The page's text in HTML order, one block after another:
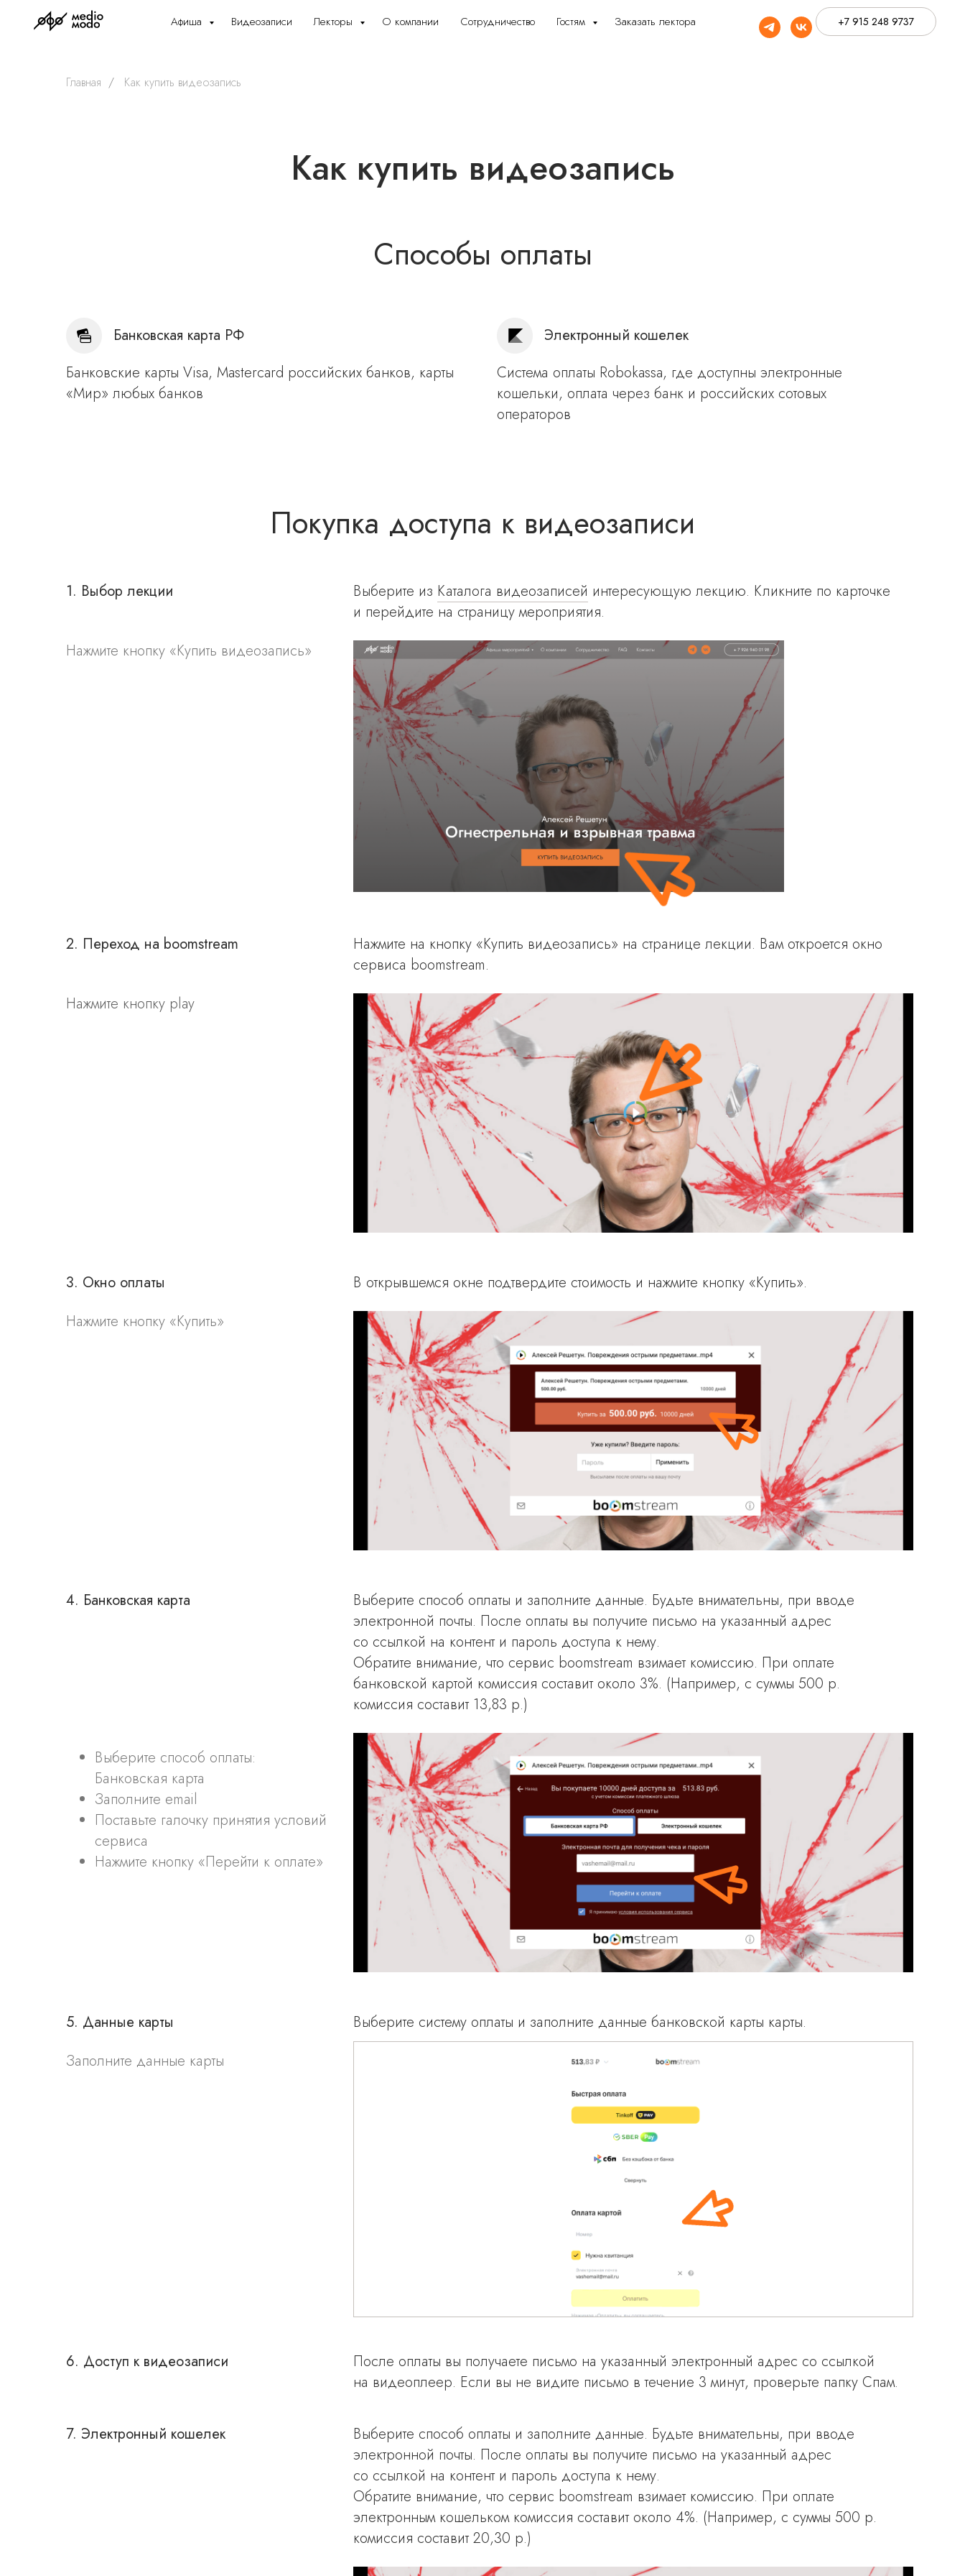
Афиша Видеозаписи Лекторы О компании Сотрудничество Гостям Заказать лектора +7 915 248 9737
Главная / Как купить видеозапись
Как купить видеозапись
Способы оплаты
Банковская карта РФ
Банковские карты Visa, Mastercard российских банков, карты
«Мир» любых банков
Электронный кошелек
Система оплаты Robokassa, где доступны электронные
кошельки, оплата через банк и российских сотовых
операторов
Покупка доступа к видеозаписи
1. Выбор лекции Выберите из Каталога видеозаписей интересующую лекцию. Кликните по карточке
и перейдите на страницу мероприятия.
Нажмите кнопку «Купить видеозапись»
2. Переход на boomstream
Нажмите на кнопку «Купить видеозапись» на странице лекции. Вам откроется окно
сервиса boomstream.
Нажмите кнопку play
3. Окно оплаты
В открывшемся окне подтвердите стоимость и нажмите кнопку «Купить».
Нажмите кнопку «Купить»
4. Банковская карта
Выберите способ оплаты и заполните данные. Будьте внимательны, при вводе
электронной почты. После оплаты вы получите письмо на указанный адрес
со ссылкой на контент и пароль доступа к нему.
Обратите внимание, что сервис boomstream взимает комиссию. При оплате
банковской картой комиссия составит около 3%. (Например, с суммы 500 р.
комиссия составит 13,83 р.)
Выберите способ оплаты:
Банковская карта
Заполните email
Поставьте галочку принятия условий
сервиса
Нажмите кнопку «Перейти к оплате»
5. Данные карты
Выберите систему оплаты и заполните данные банковской карты карты.
Заполните данные карты
6. Доступ к видеозаписи
После оплаты вы получаете письмо на указанный электронный адрес со ссылкой
на видеоплеер. Если вы не видите письмо в течение 3 минут, проверьте папку Спам.
7. Электронный кошелек
Выберите способ оплаты и заполните данные. Будьте внимательны, при вводе
электронной почты. После оплаты вы получите письмо на указанный адрес
со ссылкой на контент и пароль доступа к нему.
Обратите внимание, что сервис boomstream взимает комиссию. При оплате
электронным кошельком комиссия составит около 4%. (Например, с суммы 500 р.
комиссия составит 20,30 р.)